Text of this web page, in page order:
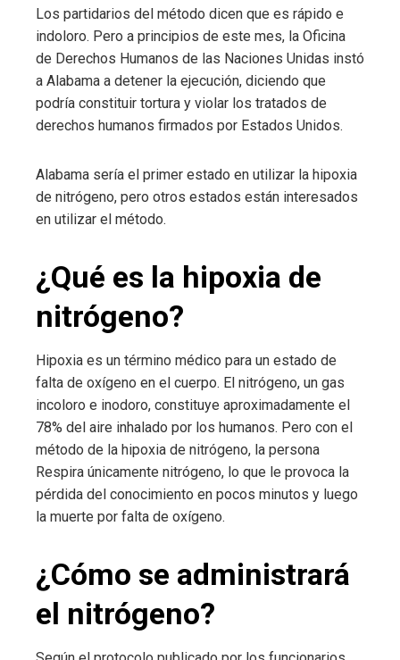
Los partidarios del método dicen que es rápido e
indoloro. Pero a principios de este mes, la Oficina
de Derechos Humanos de las Naciones Unidas instó
a Alabama a detener la ejecución, diciendo que
podría constituir tortura y violar los tratados de
derechos humanos firmados por Estados Unidos.
Alabama sería el primer estado en utilizar la hipoxia
de nitrógeno, pero otros estados están interesados ​​
en utilizar el método.
¿Qué es la hipoxia de
nitrógeno?
Hipoxia es un término médico para un estado de
falta de oxígeno en el cuerpo. El nitrógeno, un gas
incoloro e inodoro, constituye aproximadamente el
78% del aire inhalado por los humanos. Pero con el
método de la hipoxia de nitrógeno, la persona
Respira únicamente nitrógeno, lo que le provoca la
pérdida del conocimiento en pocos minutos y luego
la muerte por falta de oxígeno.
¿Cómo se administrará
el nitrógeno?